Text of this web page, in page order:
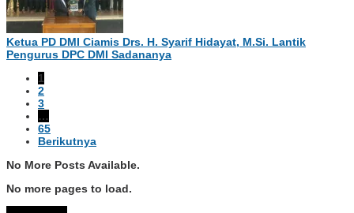
Ketua PD DMI Ciamis Drs. H. Syarif Hidayat, M.Si. Lantik
Pengurus DPC DMI Sadananya
1
2
3
…
65
Berikutnya
No More Posts Available.
No more pages to load.